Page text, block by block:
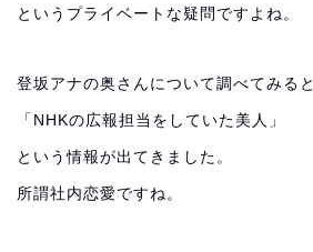
というプライベートな疑問ですよね。
登坂アナの奥さんについて調べてみると
「NHKの広報担当をしていた美人」
という情報が出てきました。
所謂社内恋愛ですね。